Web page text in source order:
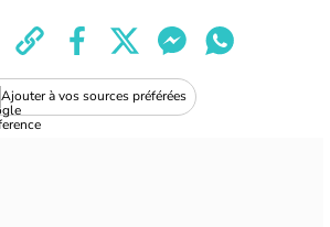
Ajouter à vos sources préférées